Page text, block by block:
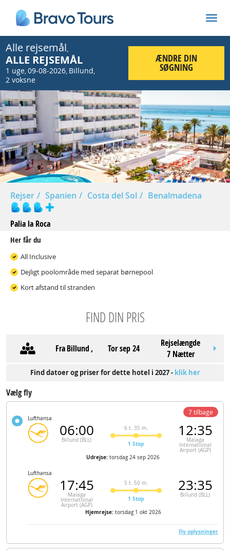
Alle rejsemål,
ALLE REJSEMÅL
1 uge,09-08-2026, Billund,
2 voksne
ÆNDRE DIN
SØGNING
Prev
Rejser Spanien Costa del Sol Benalmadena
Palia la Roca
Her får du
All Inclusive
Dejligt poolområde med separat børnepool
Kort afstand til stranden
FIND DIN PRIS
FraBillund, tor sep 24
Rejselængde
7 Nætter
Find datoer og priser for dette hotel i 2027 - klik her
Vælg fly
Lufthansa
06:00
Billund (BLL)
6 t. 35 m.
1 Stop
12:35
Malaga
International
Airport (AGP)
Udrejse: torsdag 24 sep 2026
Lufthansa
17:45
Malaga
International
Airport (AGP)
5 t. 50 m.
1 Stop
23:35
Billund (BLL)
Hjemrejse: torsdag 1 okt 2026
7 tilbage
Fly oplysninger